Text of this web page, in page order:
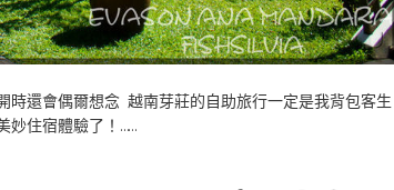
時還會偶爾想念 越南芽莊的自助旅行一定是我背包客生
妙住宿體驗了！……